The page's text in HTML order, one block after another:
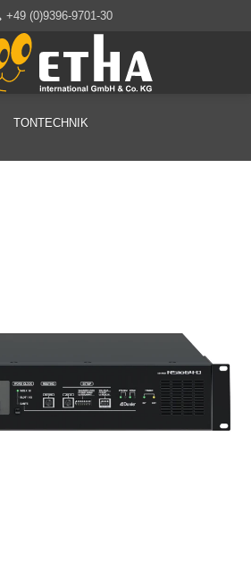
+49 (0)9396-9701-30
TONTECHNIK